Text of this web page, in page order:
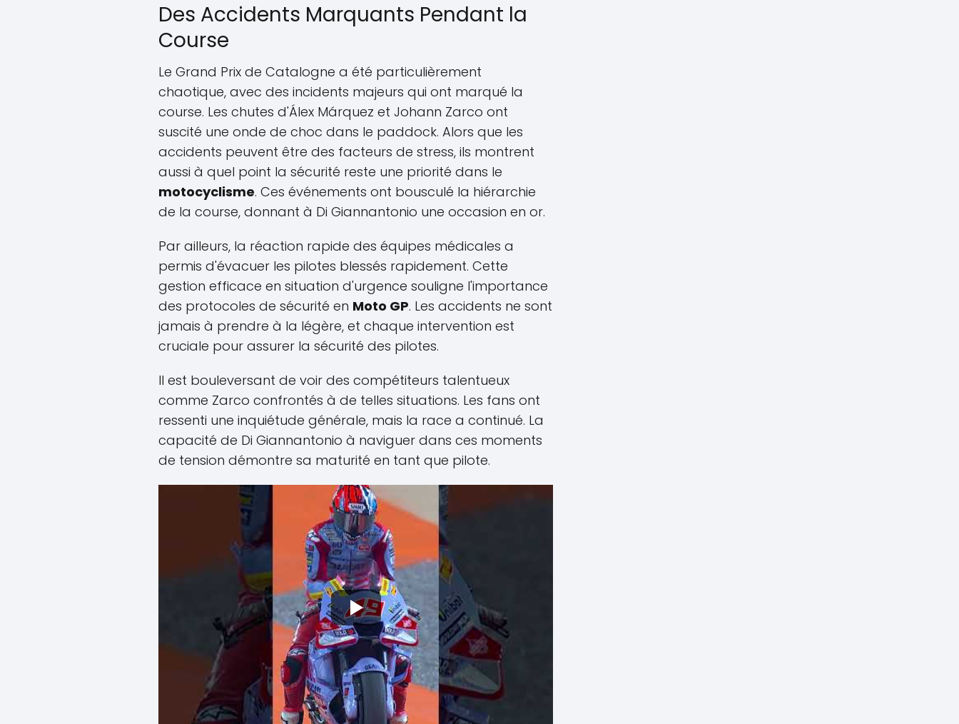
Des Accidents Marquants Pendant la
Course
Le Grand Prix de Catalogne a été particulièrement
chaotique, avec des incidents majeurs qui ont marqué la
course. Les chutes d'Álex Márquez et Johann Zarco ont
suscité une onde de choc dans le paddock. Alors que les
accidents peuvent être des facteurs de stress, ils montrent
aussi à quel point la sécurité reste une priorité dans le
motocyclisme. Ces événements ont bousculé la hiérarchie
de la course, donnant à Di Giannantonio une occasion en or.
Par ailleurs, la réaction rapide des équipes médicales a
permis d'évacuer les pilotes blessés rapidement. Cette
gestion efficace en situation d'urgence souligne l'importance
des protocoles de sécurité en Moto GP. Les accidents ne sont
jamais à prendre à la légère, et chaque intervention est
cruciale pour assurer la sécurité des pilotes.
Il est bouleversant de voir des compétiteurs talentueux
comme Zarco confrontés à de telles situations. Les fans ont
ressenti une inquiétude générale, mais la race a continué. La
capacité de Di Giannantonio à naviguer dans ces moments
de tension démontre sa maturité en tant que pilote.